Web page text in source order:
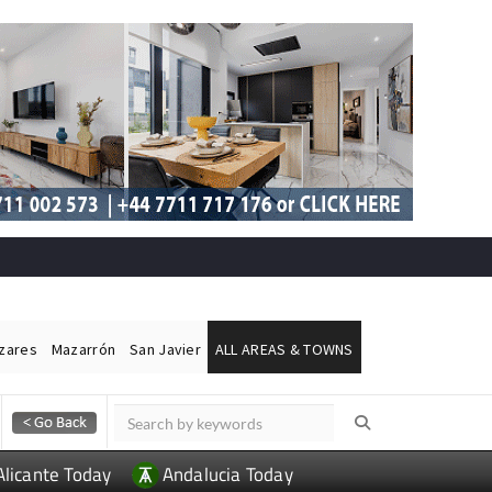
Mazarrón San Javier ALL AREAS & TOWNS
Today Andalucia Today